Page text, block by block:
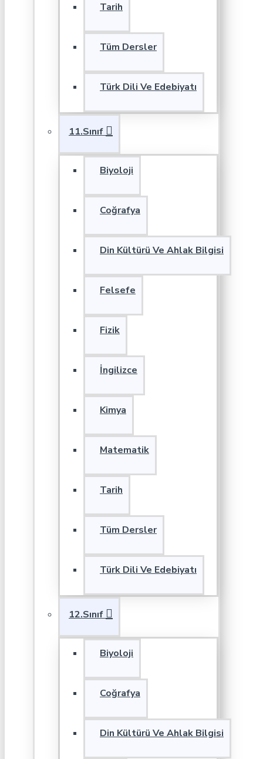
Tarih
Tüm Dersler
Türk Dili Ve Edebiyatı
11.Sınıf
Biyoloji
Coğrafya
Din Kültürü Ve Ahlak Bilgisi
Felsefe
Fizik
İngilizce
Kimya
Matematik
Tarih
Tüm Dersler
Türk Dili Ve Edebiyatı
12.Sınıf
Biyoloji
Coğrafya
Din Kültürü Ve Ahlak Bilgisi